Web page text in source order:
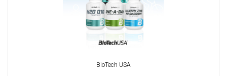
BioTech USA